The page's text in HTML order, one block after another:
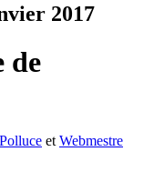
2017
de
et Webmestre